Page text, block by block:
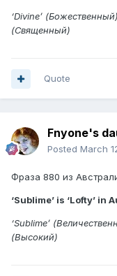
‘Divine’
(Священный)
Quote
Fnyone's
Posted March
Фраза 880 из
‘Sublime’ is ‘Lofty’ in
‘Sublime’
(Высокий)